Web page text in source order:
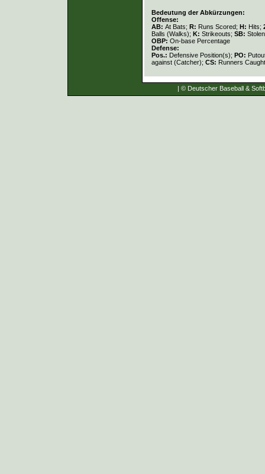
Bedeutung der Abkürzungen:
Offense:
AB: At Bats; R: Runs Scored; H: Hits;
Balls (Walks); K: Strikeouts; SB:
OBP: On-base Percentage
Defense:
Pos.: Defensive Position(s); PO:
against (Catcher); CS: Runners
| © Deutscher Baseball &